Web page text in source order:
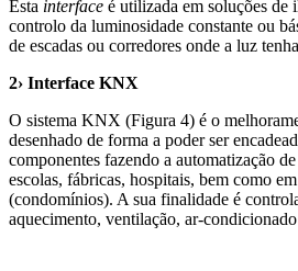
Esta interface é utilizada em soluções de
controlo da luminosidade constante ou
de escadas ou corredores onde a luz
2› Interface KNX
O sistema KNX (Figura 4) é o
desenhado de forma a poder ser
componentes fazendo a automatização
escolas, fábricas, hospitais, bem como
(condomínios). A sua finalidade é
aquecimento, ventilação, ar-